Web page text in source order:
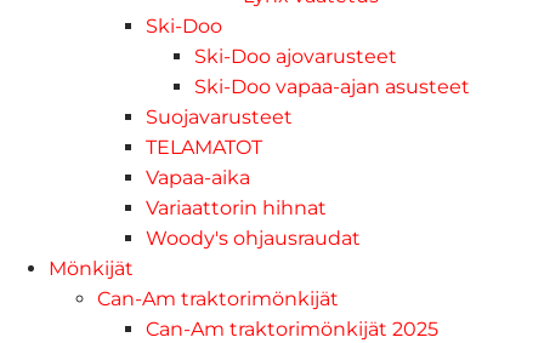
Ski-Doo
Ski-Doo ajovarusteet
Ski-Doo vapaa-ajan asusteet
Suojavarusteet
TELAMATOT
Vapaa-aika
Variaattorin hihnat
Woody's ohjausraudat
Mönkijät
Can-Am traktorimönkijät
Can-Am traktorimönkijät 2025